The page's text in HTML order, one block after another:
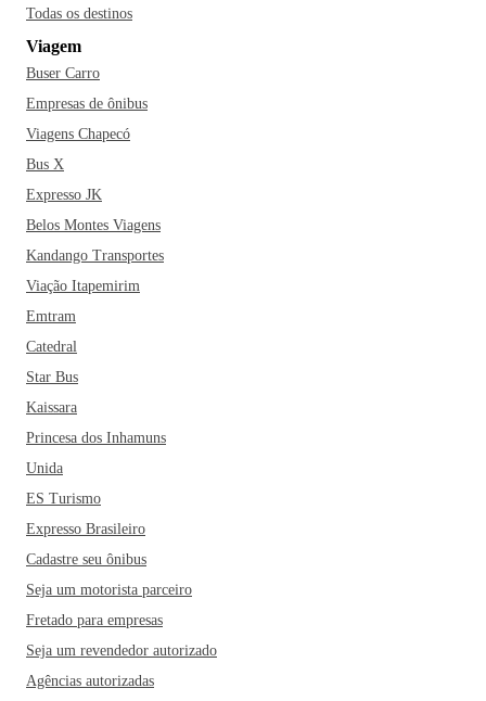
Todas os destinos
Viagem
Buser Carro
Empresas de ônibus
Viagens Chapecó
Bus X
Expresso JK
Belos Montes Viagens
Kandango Transportes
Viação Itapemirim
Emtram
Catedral
Star Bus
Kaissara
Princesa dos Inhamuns
Unida
ES Turismo
Expresso Brasileiro
Cadastre seu ônibus
Seja um motorista parceiro
Fretado para empresas
Seja um revendedor autorizado
Agências autorizadas